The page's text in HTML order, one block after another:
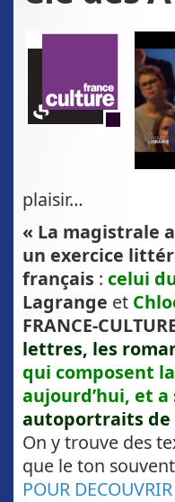
plaisir…
« La magistrale
un exercice
français : celui
Lagrange et
FRANCE-
lettres, les
qui composent
aujourd’hui, et
autoportraits de
On y trouve des
que le ton
POUR